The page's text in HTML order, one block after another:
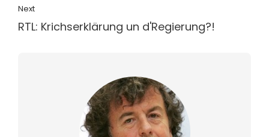
Next
RTL: Krichserklärung un d'Regierung?!